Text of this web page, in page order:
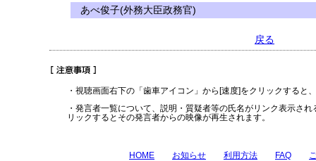
あべ俊子(外務大臣政務官)
戻る
・視聴画面右下の「歯車アイコン」から[速度]をクリックすると
・発言者一覧について、説明・質疑者等の氏名がリンク表示さ
リックするとその発言者からの映像が再生されます。
HOME お知らせ 利用方法 FAQ